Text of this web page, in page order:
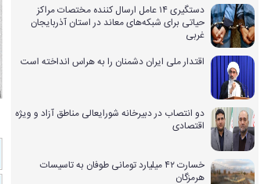
دستگیری ۱۴ عامل ارسال کننده مختصات مراکز
حیاتی برای شبکه‌های معاند در استان آذربایجان
غربی
اقتدار ملی ایران دشمنان را به هراس انداخته است
دو انتصاب در دبیرخانه شورایعالی مناطق آزاد و ویژه
اقتصادی
خسارت ۴۲ میلیارد تومانی طوفان به تاسیسات
هرمزگان